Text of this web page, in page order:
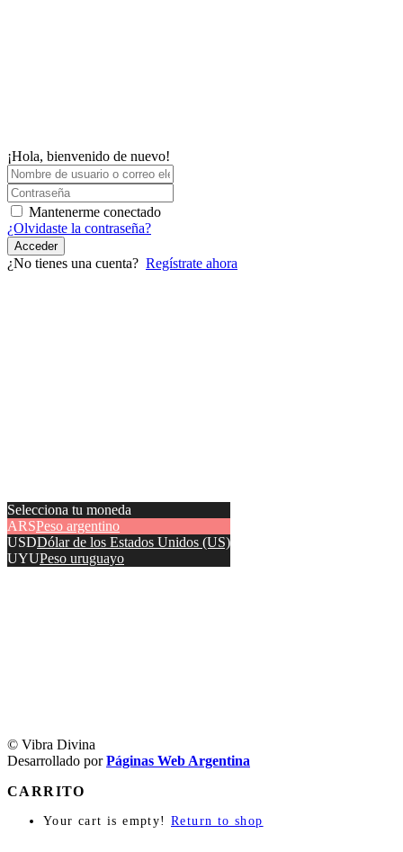
¡Hola, bienvenido de nuevo!
Mantenerme conectado
¿Olvidaste la contraseña?
Acceder
¿No tienes una cuenta? Regístrate ahora
© Vibra Divina
Desarrollado porPáginas Web Argentina
Selecciona tu moneda
ARSPeso argentino
USDDólar de los Estados Unidos (US)
UYUPeso uruguayo
CARRITO
Your cart is empty! Return to shop